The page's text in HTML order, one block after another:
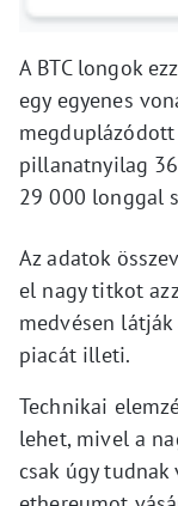
A BTC longok
egy egyenes
pillanatnyilag
29 000 longgal
Az adatok
el nagy titkot
medvésen
piacát illeti.
Technikai
lehet, mivel a
csak úgy